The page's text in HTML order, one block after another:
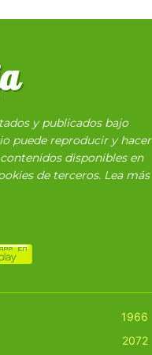
y publicados bajo
puede reproducir y hacer
disponibles en
de terceros. Lea más
1966
2072